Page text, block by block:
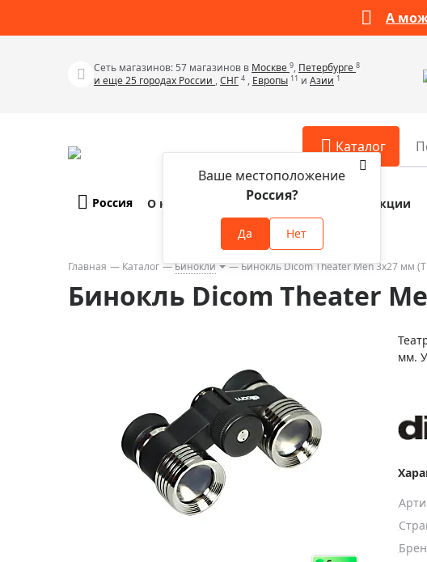
А
Сеть магазинов: 57 магазинов в Москве 9, Петербурге 8
и еще 25 городах России ,СНГ 4 , Европы 11 и Азии 1
Каталог
Телескопы
Бинокли
Зрительные трубы
Приборы ночного видения
Тепловизоры
Прицелы
Фотогаджеты
Метеостанции, барометры, часы
Аксессуары для
Аксессуары для
Аксессуары для луп
Аксессуары для
Распродажа
Распродажа оптики
ценам
Распродажа
Россия
Ваше местоположение
Россия?
Да Нет
О компании Оплата и доставка Акции
Главная Каталог Бинокли Бинокль Dicom Theater Men 3x27 мм
Бинокль Dicom Theater
мм.